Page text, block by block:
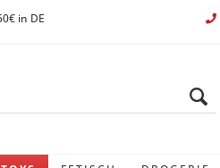
in DE